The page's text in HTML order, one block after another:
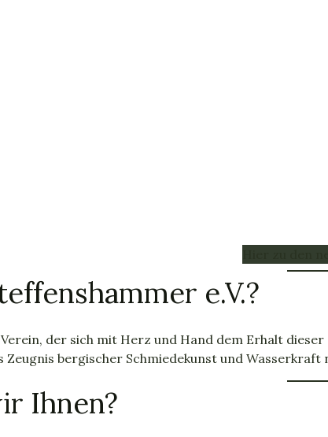
e.V.?
der sich mit Herz und Hand dem Erhalt
Zeugnis bergischer Schmiedekunst und Wasserkraft
Ihnen?